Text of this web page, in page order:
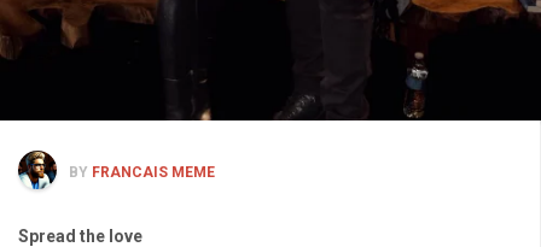
BY FRANCAIS MEME
Spread the love